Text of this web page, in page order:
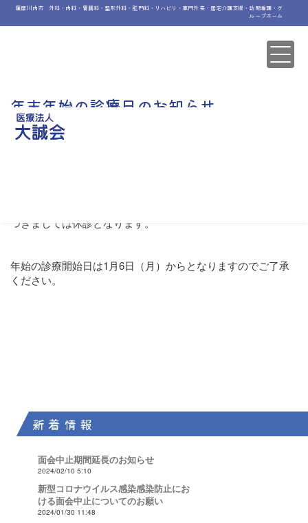
薩摩川内市 外科・内科・胃腸科・整形外科・肛門科・リハビリ・専門外来・居宅介護支援・訪問看護・グ
ループホーム
年末年始の診療日のお知らせ
つきましては休診となります。
年始の診療開始日は1月6日（月）からとなりますのでご了承
ください。
新 着 情 報
面会中止期間延長のお知らせ
2024/02/10 5:10
新型コロナウイルス感染感染防止にお
ける面会中止についてのお願い
2024/01/30 11:48